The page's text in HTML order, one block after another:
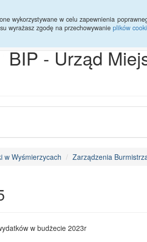
wykorzystywane w celu zapewnienia
wyrażasz zgodę na przechowywanie plików
BIP - Urząd
w Wyśmierzycach Zarządzenia
w budżecie 2023r